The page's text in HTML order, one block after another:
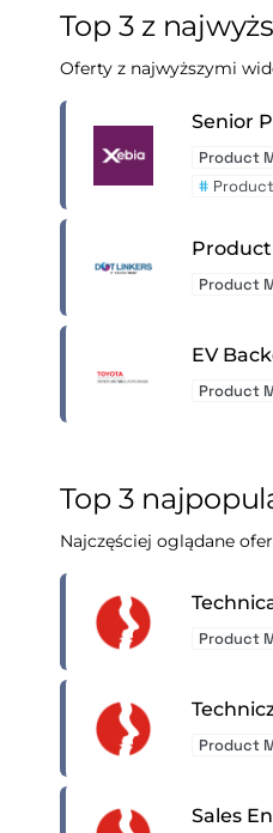
Top 3 z
Oferty z najwyższymi
Senior
Product
#
Product
EV
Product
Top 3
Najczęściej oglądane
Product
Product
Sales